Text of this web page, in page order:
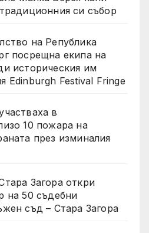
си събор
на Република
посрещна екипа на
историческия им
Edinburgh Festival Fringe
в
10 пожара на
през изминалия
Загора откри
на 50 съдебни
съд – Стара Загора